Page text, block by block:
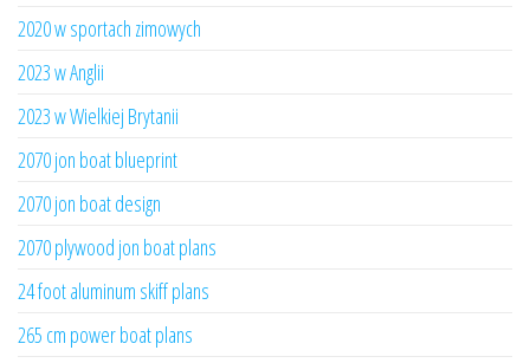
2020 w sportach zimowych
2023 w Anglii
2023 w Wielkiej Brytanii
2070 jon boat blueprint
2070 jon boat design
2070 plywood jon boat plans
24 foot aluminum skiff plans
265 cm power boat plans